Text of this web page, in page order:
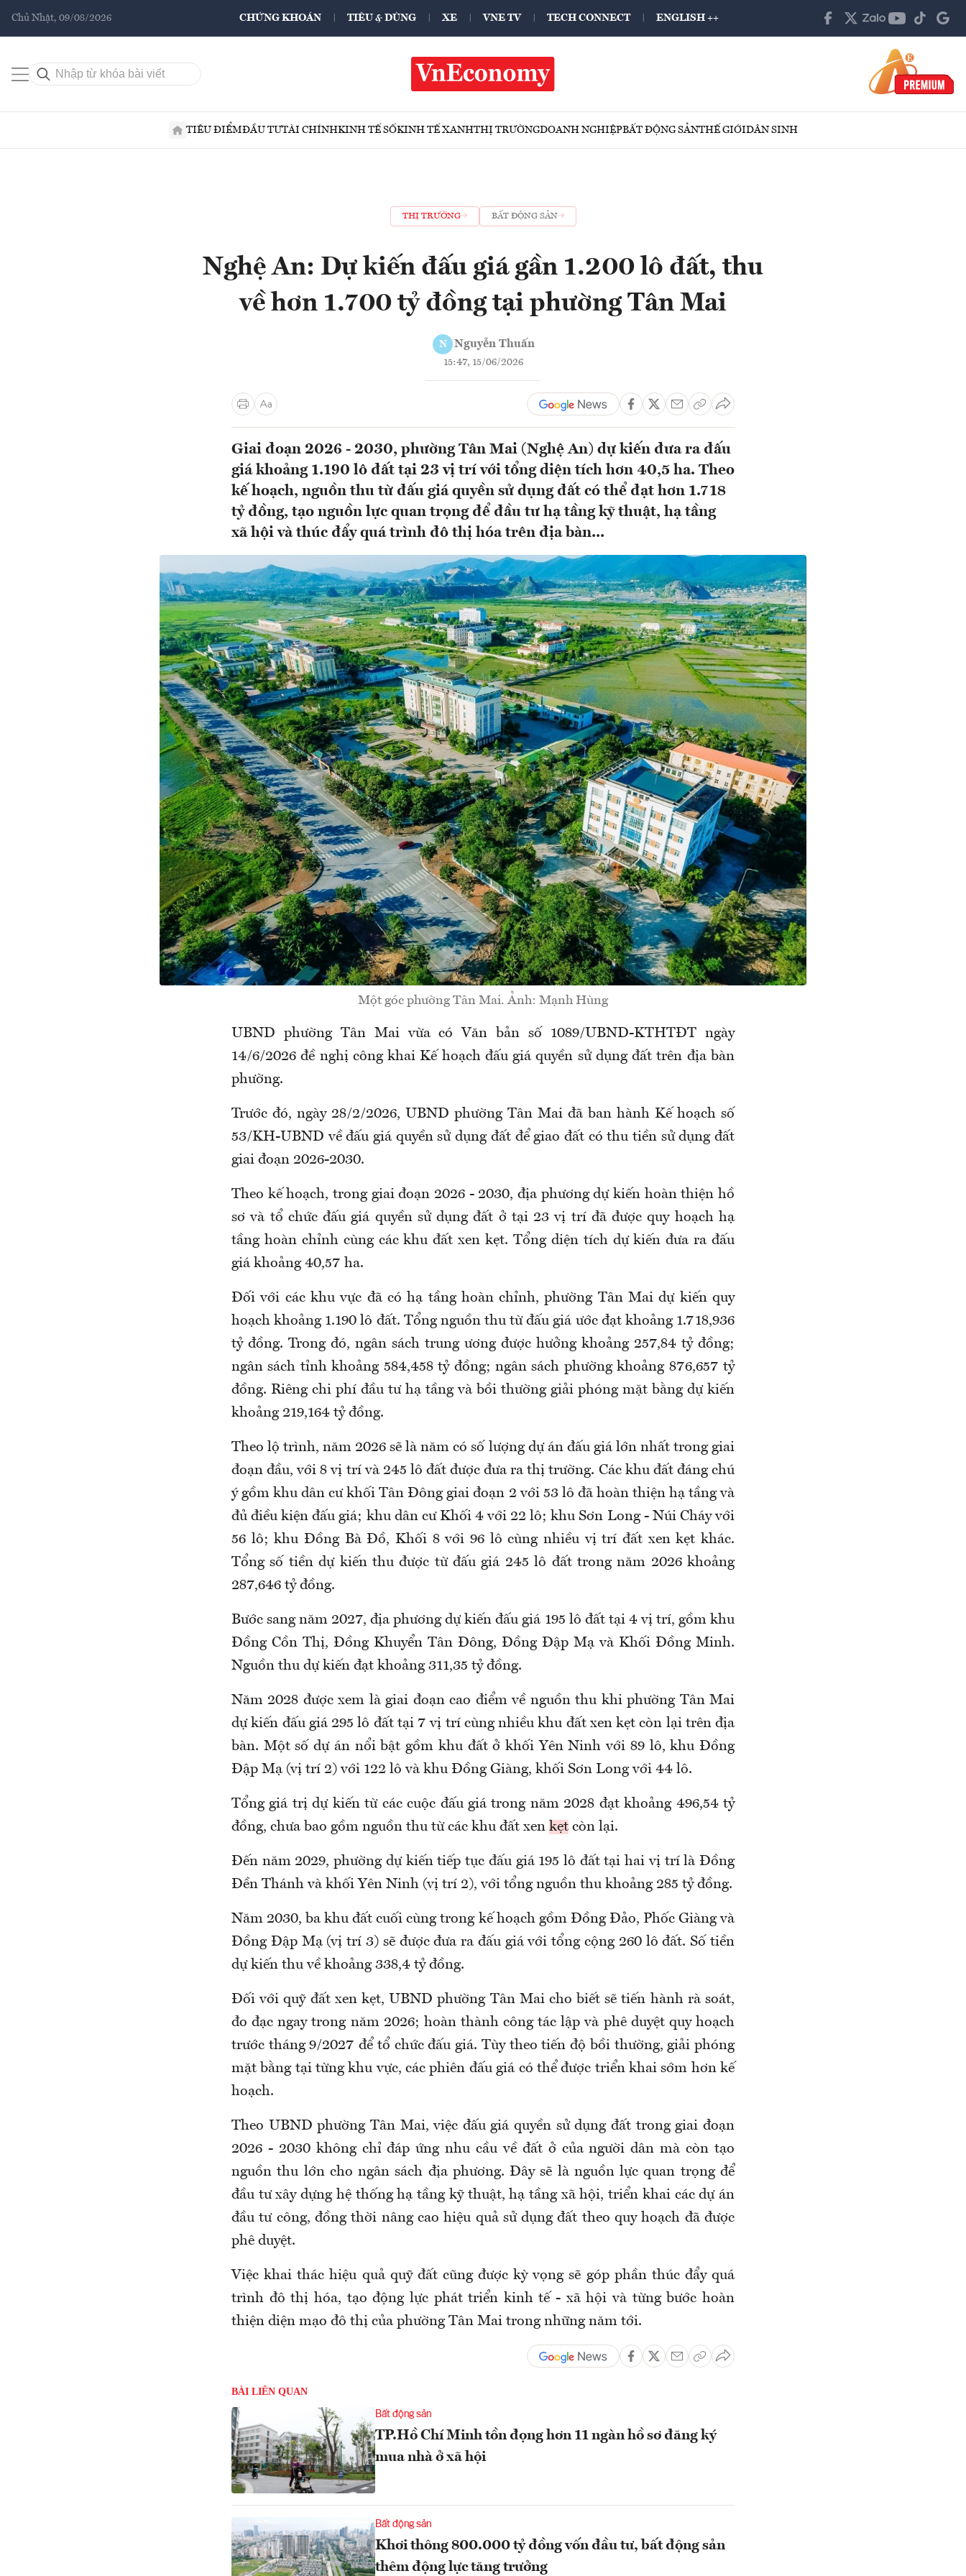
Chủ Nhật, 09/08/2026 CHỨNG KHOÁN TIÊU & DÙNG XE VNE TV TECH CONNECT ENGLISH ++
TIÊU ĐIỂMĐẦU TƯTÀI CHÍNHKINH TẾ SỐKINH TẾ XANHTHỊ TRƯỜNGDOANH NGHIỆPBẤT ĐỘNG SẢNTHẾ GIỚIDÂN SINH
THỊ TRƯỜNG BẤT ĐỘNG SẢN
Nghệ An: Dự kiến đấu giá gần 1.200 lô đất, thu
về hơn 1.700 tỷ đồng tại phường Tân Mai
N Nguyễn Thuấn
15:47, 15/06/2026
Giai đoạn 2026 - 2030, phường Tân Mai (Nghệ An) dự kiến đưa ra đấu
giá khoảng 1.190 lô đất tại 23 vị trí với tổng diện tích hơn 40,5 ha. Theo
kế hoạch, nguồn thu từ đấu giá quyền sử dụng đất có thể đạt hơn 1.718
tỷ đồng, tạo nguồn lực quan trọng để đầu tư hạ tầng kỹ thuật, hạ tầng
xã hội và thúc đẩy quá trình đô thị hóa trên địa bàn...
Một góc phường Tân Mai. Ảnh: Mạnh Hùng
UBND phường Tân Mai vừa có Văn bản số 1089/UBND-KTHTĐT ngày
14/6/2026 đề nghị công khai Kế hoạch đấu giá quyền sử dụng đất trên địa bàn
phường.
Trước đó, ngày 28/2/2026, UBND phường Tân Mai đã ban hành Kế hoạch số
53/KH-UBND về đấu giá quyền sử dụng đất để giao đất có thu tiền sử dụng đất
giai đoạn 2026-2030.
Theo kế hoạch, trong giai đoạn 2026 - 2030, địa phương dự kiến hoàn thiện hồ
sơ và tổ chức đấu giá quyền sử dụng đất ở tại 23 vị trí đã được quy hoạch hạ
tầng hoàn chỉnh cùng các khu đất xen kẹt. Tổng diện tích dự kiến đưa ra đấu
giá khoảng 40,57 ha.
Đối với các khu vực đã có hạ tầng hoàn chỉnh, phường Tân Mai dự kiến quy
hoạch khoảng 1.190 lô đất. Tổng nguồn thu từ đấu giá ước đạt khoảng 1.718,936
tỷ đồng. Trong đó, ngân sách trung ương được hưởng khoảng 257,84 tỷ đồng;
ngân sách tỉnh khoảng 584,458 tỷ đồng; ngân sách phường khoảng 876,657 tỷ
đồng. Riêng chi phí đầu tư hạ tầng và bồi thường giải phóng mặt bằng dự kiến
khoảng 219,164 tỷ đồng.
Theo lộ trình, năm 2026 sẽ là năm có số lượng dự án đấu giá lớn nhất trong giai
đoạn đầu, với 8 vị trí và 245 lô đất được đưa ra thị trường. Các khu đất đáng chú
ý gồm khu dân cư khối Tân Đông giai đoạn 2 với 53 lô đã hoàn thiện hạ tầng và
đủ điều kiện đấu giá; khu dân cư Khối 4 với 22 lô; khu Sơn Long - Núi Cháy với
56 lô; khu Đồng Bà Đồ, Khối 8 với 96 lô cùng nhiều vị trí đất xen kẹt khác.
Tổng số tiền dự kiến thu được từ đấu giá 245 lô đất trong năm 2026 khoảng
287,646 tỷ đồng.
Bước sang năm 2027, địa phương dự kiến đấu giá 195 lô đất tại 4 vị trí, gồm khu
Đồng Cồn Thị, Đồng Khuyển Tân Đông, Đồng Đập Mạ và Khối Đồng Minh.
Nguồn thu dự kiến đạt khoảng 311,35 tỷ đồng.
Năm 2028 được xem là giai đoạn cao điểm về nguồn thu khi phường Tân Mai
dự kiến đấu giá 295 lô đất tại 7 vị trí cùng nhiều khu đất xen kẹt còn lại trên địa
bàn. Một số dự án nổi bật gồm khu đất ở khối Yên Ninh với 89 lô, khu Đồng
Đập Mạ (vị trí 2) với 122 lô và khu Đồng Giàng, khối Sơn Long với 44 lô.
Tổng giá trị dự kiến từ các cuộc đấu giá trong năm 2028 đạt khoảng 496,54 tỷ
đồng, chưa bao gồm nguồn thu từ các khu đất xen kẹt còn lại.
Đến năm 2029, phường dự kiến tiếp tục đấu giá 195 lô đất tại hai vị trí là Đồng
Đền Thánh và khối Yên Ninh (vị trí 2), với tổng nguồn thu khoảng 285 tỷ đồng.
Năm 2030, ba khu đất cuối cùng trong kế hoạch gồm Đồng Đảo, Phốc Giàng và
Đồng Đập Mạ (vị trí 3) sẽ được đưa ra đấu giá với tổng cộng 260 lô đất. Số tiền
dự kiến thu về khoảng 338,4 tỷ đồng.
Đối với quỹ đất xen kẹt, UBND phường Tân Mai cho biết sẽ tiến hành rà soát,
đo đạc ngay trong năm 2026; hoàn thành công tác lập và phê duyệt quy hoạch
trước tháng 9/2027 để tổ chức đấu giá. Tùy theo tiến độ bồi thường, giải phóng
mặt bằng tại từng khu vực, các phiên đấu giá có thể được triển khai sớm hơn kế
hoạch.
Theo UBND phường Tân Mai, việc đấu giá quyền sử dụng đất trong giai đoạn
2026 - 2030 không chỉ đáp ứng nhu cầu về đất ở của người dân mà còn tạo
nguồn thu lớn cho ngân sách địa phương. Đây sẽ là nguồn lực quan trọng để
đầu tư xây dựng hệ thống hạ tầng kỹ thuật, hạ tầng xã hội, triển khai các dự án
đầu tư công, đồng thời nâng cao hiệu quả sử dụng đất theo quy hoạch đã được
phê duyệt.
Việc khai thác hiệu quả quỹ đất cũng được kỳ vọng sẽ góp phần thúc đẩy quá
trình đô thị hóa, tạo động lực phát triển kinh tế - xã hội và từng bước hoàn
thiện diện mạo đô thị của phường Tân Mai trong những năm tới.
BÀI LIÊN QUAN
Bất động sản
TP.Hồ Chí Minh tồn đọng hơn 11 ngàn hồ sơ đăng ký
mua nhà ở xã hội
Bất động sản
Khơi thông 800.000 tỷ đồng vốn đầu tư, bất động sản
thêm động lực tăng trưởng